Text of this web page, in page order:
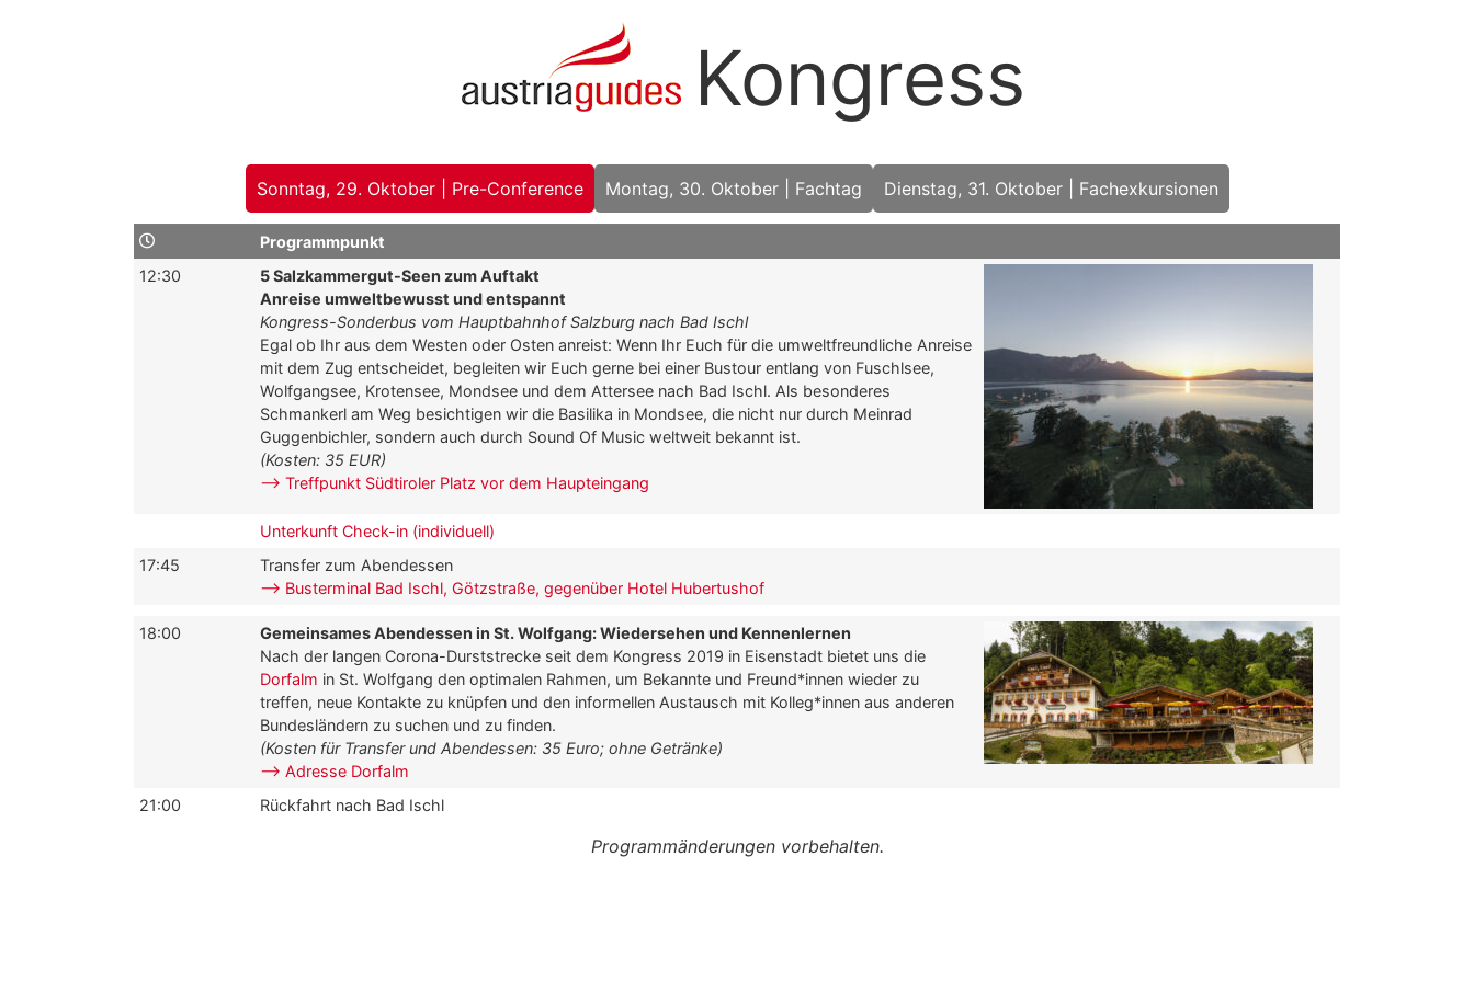
Kongress
Sonntag, 29. Oktober | Pre-Conference Montag, 30. Oktober | Fachtag Dienstag, 31. Oktober | Fachexkursionen
Programmpunkt
12:30
5 Salzkammergut-Seen zum Auftakt
Anreise umweltbewusst und entspannt
Kongress-Sonderbus vom Hauptbahnhof Salzburg nach Bad Ischl
Egal ob Ihr aus dem Westen oder Osten anreist: Wenn Ihr Euch für die umweltfreundliche Anreise
mit dem Zug entscheidet, begleiten wir Euch gerne bei einer Bustour entlang von Fuschlsee,
Wolfgangsee, Krotensee, Mondsee und dem Attersee nach Bad Ischl. Als besonderes
Schmankerl am Weg besichtigen wir die Basilika in Mondsee, die nicht nur durch Meinrad
Guggenbichler, sondern auch durch Sound Of Music weltweit bekannt ist.
(Kosten: 35 EUR)
–> Treffpunkt Südtiroler Platz vor dem Haupteingang
Unterkunft Check-in (individuell)
17:45
Transfer zum Abendessen
–> Busterminal Bad Ischl, Götzstraße, gegenüber Hotel Hubertushof
18:00
Gemeinsames Abendessen in St. Wolfgang: Wiedersehen und Kennenlernen
Nach der langen Corona-Durststrecke seit dem Kongress 2019 in Eisenstadt bietet uns die
Dorfalm in St. Wolfgang den optimalen Rahmen, um Bekannte und Freund*innen wieder zu
treffen, neue Kontakte zu knüpfen und den informellen Austausch mit Kolleg*innen aus anderen
Bundesländern zu suchen und zu finden.
(Kosten für Transfer und Abendessen: 35 Euro; ohne Getränke)
–> Adresse Dorfalm
21:00
Rückfahrt nach Bad Ischl
Programmänderungen vorbehalten.